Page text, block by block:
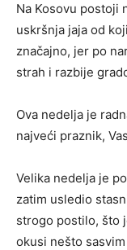
Na Kosovu postoji
uskršnja jaja od
značajno, jer po
strah i razbije
Ova nedelja je
najveći praznik,
Velika nedelja je
zatim usledio
strogo postilo, što
okusi nešto